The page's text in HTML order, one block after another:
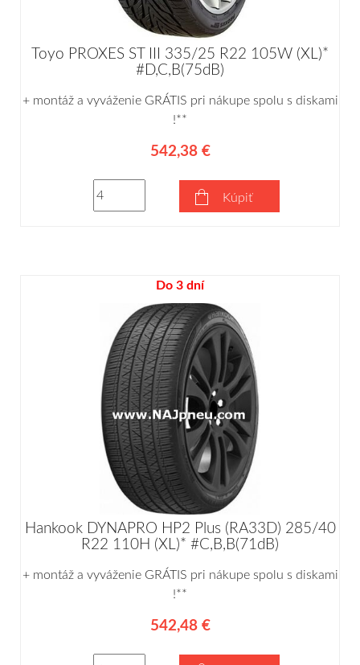
Toyo PROXES ST III 335/25 R22 105W (XL)*
#D,C,B(75dB)
+ montáž a vyváženie GRÁTIS pri nákupe spolu s diskami
!**
542,38 €
Kúpiť
Do 3 dní
Hankook DYNAPRO HP2 Plus (RA33D) 285/40
R22 110H (XL)* #C,B,B(71dB)
+ montáž a vyváženie GRÁTIS pri nákupe spolu s diskami
!**
542,48 €